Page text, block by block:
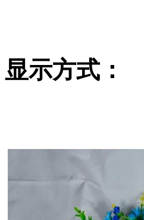
显示方式：